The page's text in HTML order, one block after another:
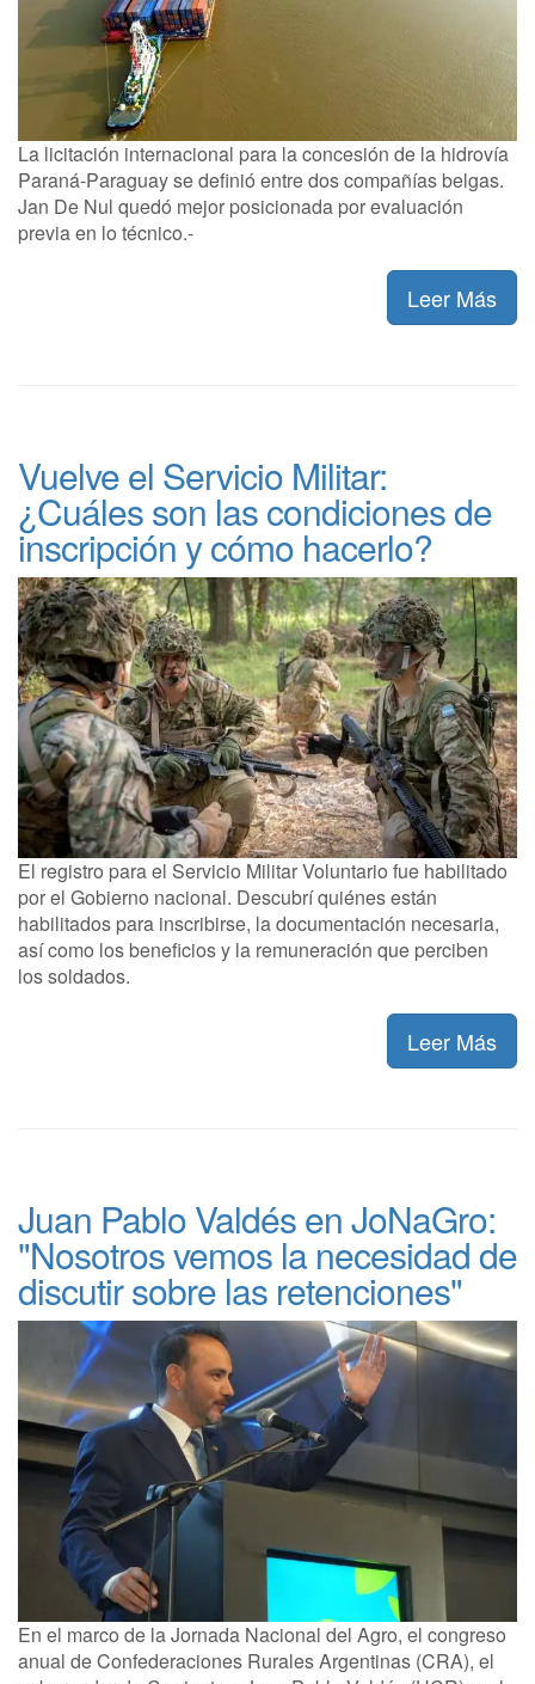
La licitación internacional para la concesión de la hidrovía
Paraná-Paraguay se definió entre dos compañías belgas.
Jan De Nul quedó mejor posicionada por evaluación
previa en lo técnico.-
Leer Más
Vuelve el Servicio Militar:
¿Cuáles son las condiciones de
inscripción y cómo hacerlo?
El registro para el Servicio Militar Voluntario fue habilitado
por el Gobierno nacional. Descubrí quiénes están
habilitados para inscribirse, la documentación necesaria,
así como los beneficios y la remuneración que perciben
los soldados.
Leer Más
Juan Pablo Valdés en JoNaGro:
"Nosotros vemos la necesidad de
discutir sobre las retenciones"
En el marco de la Jornada Nacional del Agro, el congreso
anual de Confederaciones Rurales Argentinas (CRA), el